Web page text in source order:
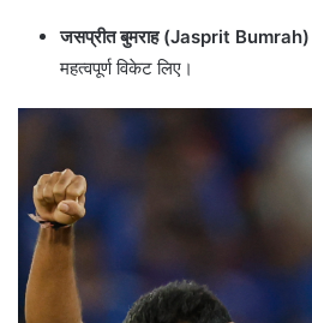
जसप्रीत बुमराह (Jasprit Bumrah)
महत्वपूर्ण विकेट लिए।